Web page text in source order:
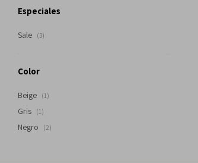
Especiales
Sale (3)
Color
Beige (1)
Gris (1)
Negro (2)